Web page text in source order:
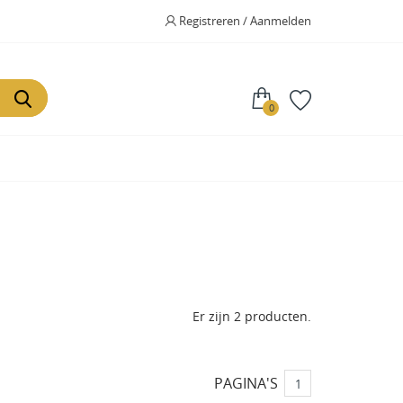
Registreren / Aanmelden
0
Er zijn 2 producten.
PAGINA'S 1